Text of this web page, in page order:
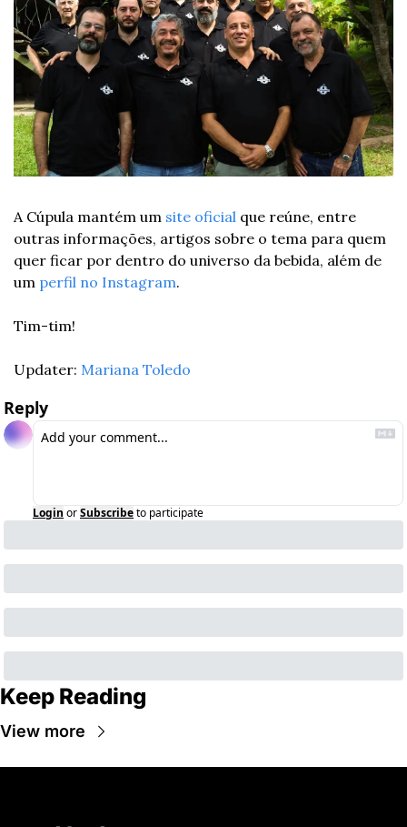
A Cúpula mantém um site oficial que reúne, entre
outras informações, artigos sobre o tema para quem
quer ficar por dentro do universo da bebida, além de
um perfil no Instagram.
Tim-tim!
Updater: Mariana Toledo
Reply
Login orSubscribeto participate
Keep Reading
View more